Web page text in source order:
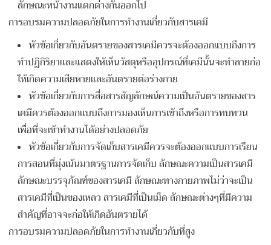
ลักษณะหน้างานแตกต่างกันออกไป
การอบรมความปลอดภัยในการทํางานเกี่ยวกับสารเคมี
หัวข้อเกี่ยวกับอันตรายของสารเคมีควรจะต้องออกแบบถึงการ
ทำปฏิกิริยาและแสดงให้เห็นวัสดุหรืออุปกรณ์ที่เคมีนั้นจะทำลายก่อ
ให้เกิดความเสียหายและอันตรายต่อร่างกาย
หัวข้อเกี่ยวกับการสื่อสารสัญลักษณ์ความเป็นอันตรายของสาร
เคมีควรต้องออกแบบถึงการมองเห็นการเข้าถึงหรือการทบทวน
เพื่อที่จะเข้าทำงานได้อย่างปลอดภัย
หัวข้อเกี่ยวกับการจัดเก็บสารเคมีควรจะต้องออกแบบการเรียน
การสอนที่มุ่งเน้นมาตรฐานการจัดเก็บ ลักษณะความเป็นสารเคมี
ลักษณะบรรจุภัณฑ์ของสารเคมี ลักษณะทางกายภาพไม่ว่าจะเป็น
สารเคมีที่เป็นของเหลว สารเคมีที่เป็นเม็ด ลักษณะต่างๆที่มีความ
สำคัญที่อาจจะก่อให้เกิดอันตรายได้
การอบรมความปลอดภัยในการทำงานเกี่ยวกับที่สูง